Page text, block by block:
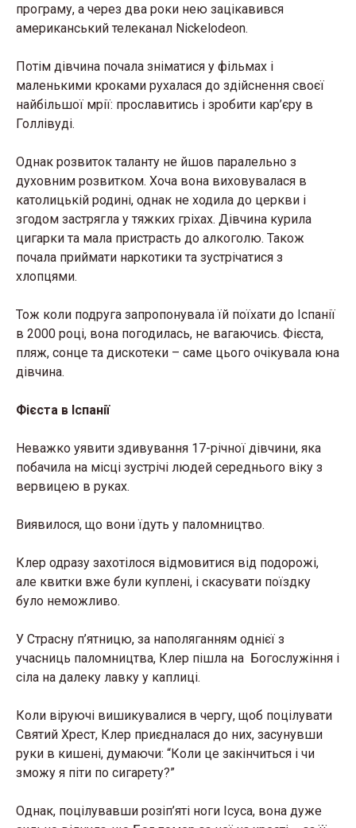
програму, а через два роки нею зацікавився
американський телеканал Nickelodeon.
Потім дівчина почала зніматися у фільмах і
маленькими кроками рухалася до здійснення своєї
найбільшої мрії: прославитись і зробити кар’єру в
Голлівуді.
Однак розвиток таланту не йшов паралельно з
духовним розвитком. Хоча вона виховувалася в
католицькій родині, однак не ходила до церкви і
згодом застрягла у тяжких гріхах. Дівчина курила
цигарки та мала пристрасть до алкоголю. Також
почала приймати наркотики та зустрічатися з
хлопцями.
Тож коли подруга запропонувала їй поїхати до Іспанії
в 2000 році, вона погодилась, не вагаючись. Фієста,
пляж, сонце та дискотеки – саме цього очікувала юна
дівчина.
Фієста в Іспанії
Неважко уявити здивування 17-річної дівчини, яка
побачила на місці зустрічі людей середнього віку з
вервицею в руках.
Виявилося, що вони їдуть у паломництво.
Клер одразу захотілося відмовитися від подорожі,
але квитки вже були куплені, і скасувати поїздку
було неможливо.
У Страсну п’ятницю, за наполяганням однієї з
учасниць паломництва, Клер пішла на Богослужіння і
сіла на далеку лавку у каплиці.
Коли віруючі вишикувалися в чергу, щоб поцілувати
Святий Хрест, Клер приєдналася до них, засунувши
руки в кишені, думаючи: “Коли це закінчиться і чи
зможу я піти по сигарету?”
Однак, поцілувавши розіп’яті ноги Ісуса, вона дуже